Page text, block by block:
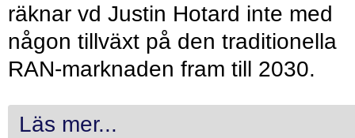
räknar vd Justin Hotard inte med
någon tillväxt på den traditionella
RAN-marknaden fram till 2030.
Läs mer...